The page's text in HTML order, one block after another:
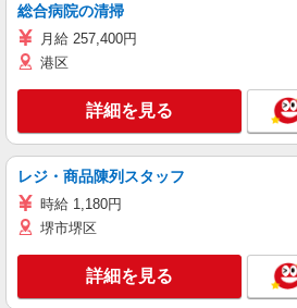
総合病院の清掃
月給 257,400円
港区
詳細を見る
レジ・商品陳列スタッフ
時給 1,180円
堺市堺区
詳細を見る